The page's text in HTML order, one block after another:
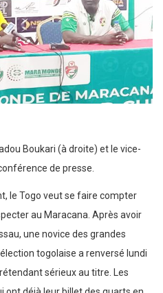
Boukari (à droite) et le vice-
de presse.
le Togo veut se faire compter
au Maracana. Après avoir
une novice des grandes
togolaise a renversé lundi
sérieux au titre. Les